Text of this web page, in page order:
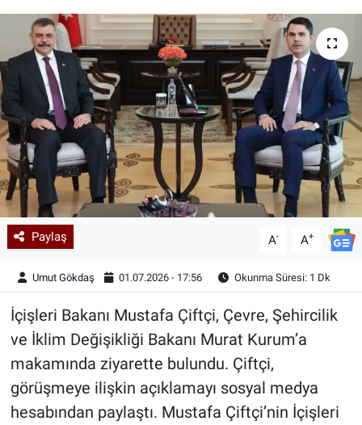
Paylaş A- A+
Umut Gökdaş 01.07.2026 - 17:56 Okunma Süresi: 1 Dk
İçişleri Bakanı Mustafa Çiftçi, Çevre, Şehircilik
ve İklim Değişikliği Bakanı Murat Kurum’a
makamında ziyarette bulundu. Çiftçi,
görüşmeye ilişkin açıklamayı sosyal medya
hesabından paylaştı. Mustafa Çiftçi’nin İçişleri
Kültür & Sanat
Sağlık
Siyaset
Teknoloji
Yazarlar
Astroloji-Rüya